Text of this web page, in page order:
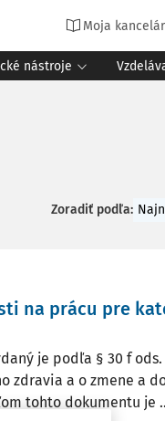
Moja
nástroje
Zoradiť podľa:
na prácu pre
je podľa § 30 f ods.
zdravia a o zmene a
tohto dokumentu je